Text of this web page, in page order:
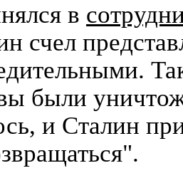
в
счел
были
и Сталин